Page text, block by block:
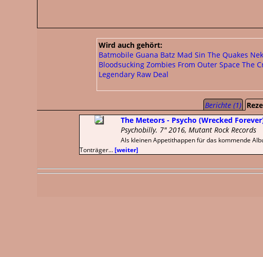
Wird auch gehört:
Batmobile Guana Batz Mad Sin The Quakes
Bloodsucking Zombies From Outer Space The
Legendary Raw Deal
Berichte (1)
The Meteors - Psycho (Wrecked
Psychobilly. 7" 2016, Mutant Rock Records
Als kleinen Appetithappen für das kommende
Tonträger... [weiter]